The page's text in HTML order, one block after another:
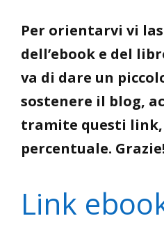
Per orientarvi vi
dell’ebook e del
va di dare un
sostenere il blog,
tramite questi link,
percentuale. Grazie!
Link